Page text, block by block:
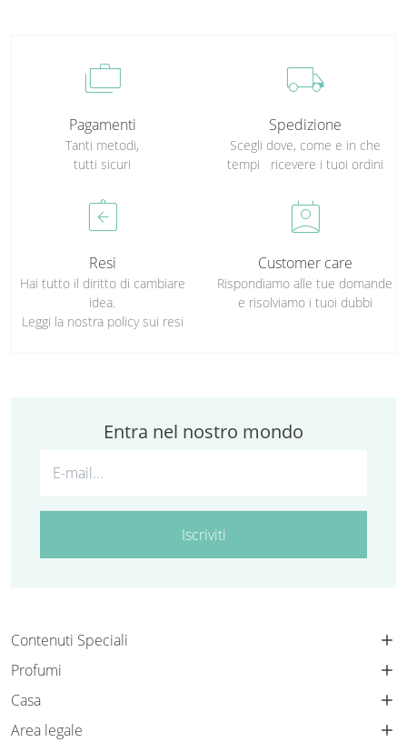
cases
Pagamenti
Tanti metodi,
tutti sicuri
local_shipping
Spedizione
Scegli dove, come e in che
tempi ricevere i tuoi ordini
assignment_return
Resi
Hai tutto il diritto di cambiare
idea.
Leggi la nostra policy sui resi
perm_contact_calendar
Customer care
Rispondiamo alle tue domande
e risolviamo i tuoi dubbi
Entra nel nostro mondo
Iscriviti
Contenuti Speciali
Profumi
Casa
Area legale